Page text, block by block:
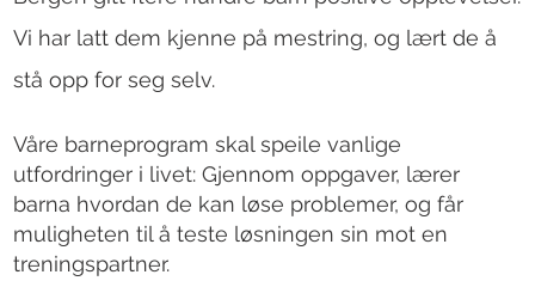
Vi har latt dem kjenne på mestring, og lært de å
stå opp for seg selv.
Våre barneprogram skal speile vanlige
utfordringer i livet: Gjennom oppgaver, lærer
barna hvordan de kan løse problemer, og får
muligheten til å teste løsningen sin mot en
treningspartner.